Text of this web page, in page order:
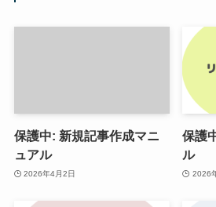
保護中: 新規記事作成マニ
ュアル
2026年4月2日
保護
ル
2026